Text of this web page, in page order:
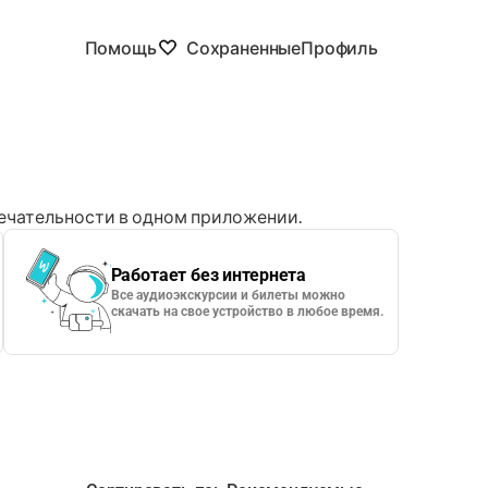
Помощь СохраненныеПрофиль
в одном приложении.
Работает без интернета
Все аудиоэкскурсии и билеты можно
скачать на свое устройство в любое время.